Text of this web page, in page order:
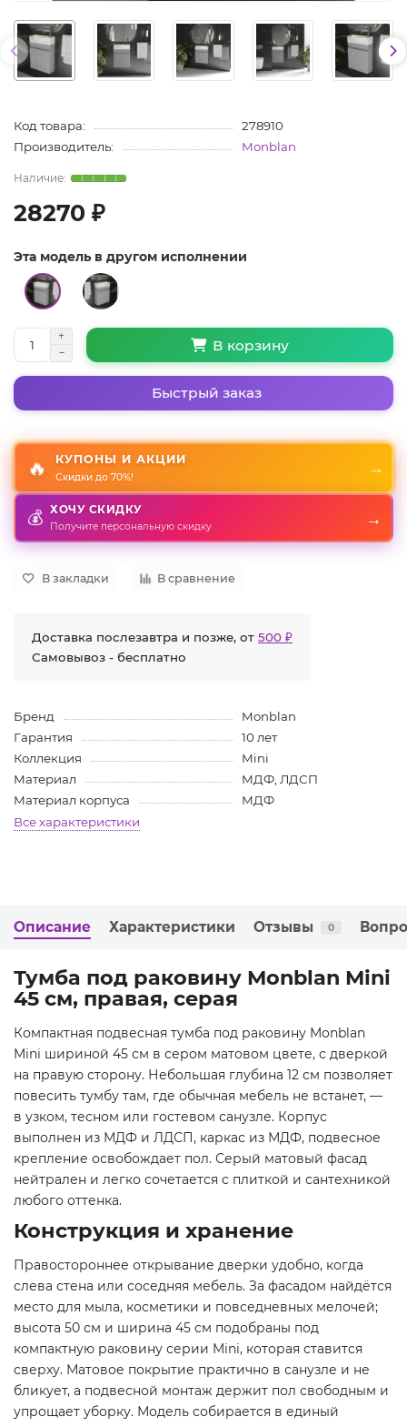
Код товара:
278910
Производитель:
Monblan
28270 ₽
Эта модель в другом исполнении
В корзину
Быстрый заказ
🔥 КУПОНЫ И АКЦИИ
Скидки до 70%!
→
💰 ХОЧУ СКИДКУ
Получите персональную скидку →
В закладки В сравнение
Доставка послезавтра и позже, от 500 ₽
Самовывоз - бесплатно
Бренд
Monblan
Гарантия
10 лет
Коллекция
Mini
Материал
МДФ, ЛДСП
Материал корпуса
МДФ
Все характеристики
Описание Характеристики Отзывы 0
Тумба под раковину Monblan Mini
45 см, правая, серая
Компактная подвесная тумба под раковину Monblan
Mini шириной 45 см в сером матовом цвете, с дверкой
на правую сторону. Небольшая глубина 12 см позволяет
повесить тумбу там, где обычная мебель не встанет, —
в узком, тесном или гостевом санузле. Корпус
выполнен из МДФ и ЛДСП, каркас из МДФ, подвесное
крепление освобождает пол. Серый матовый фасад
нейтрален и легко сочетается с плиткой и сантехникой
любого оттенка.
Конструкция и хранение
Правостороннее открывание дверки удобно, когда
слева стена или соседняя мебель. За фасадом найдётся
место для мыла, косметики и повседневных мелочей;
высота 50 см и ширина 45 см подобраны под
компактную раковину серии Mini, которая ставится
сверху. Матовое покрытие практично в санузле и не
бликует, а подвесной монтаж держит пол свободным и
упрощает уборку. Модель собирается в единый